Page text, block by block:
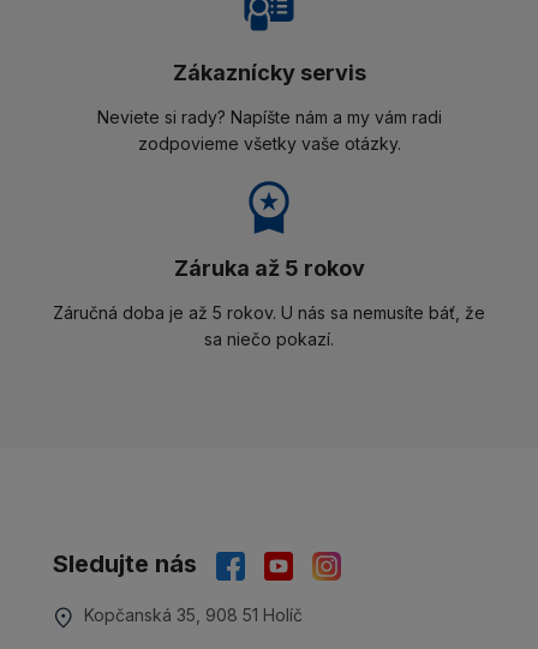
Zákaznícky servis
Neviete si rady? Napíšte nám a my vám radi
zodpovieme všetky vaše otázky.
Záruka až 5 rokov
Záručná doba je až 5 rokov. U nás sa nemusíte báť, že
sa niečo pokazí.
Sledujte nás
Kopčanská 35, 908 51 Holíč